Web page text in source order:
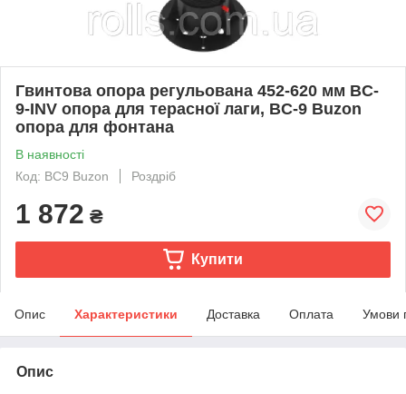
Гвинтова опора регульована 452-620 мм BC-
9-INV опора для терасної лаги, BC-9 Buzon
опора для фонтана
В наявності
Код: BC9 Buzon
Роздріб
1 872 ₴
Купити
Опис Характеристики Доставка Оплата Умови
Опис